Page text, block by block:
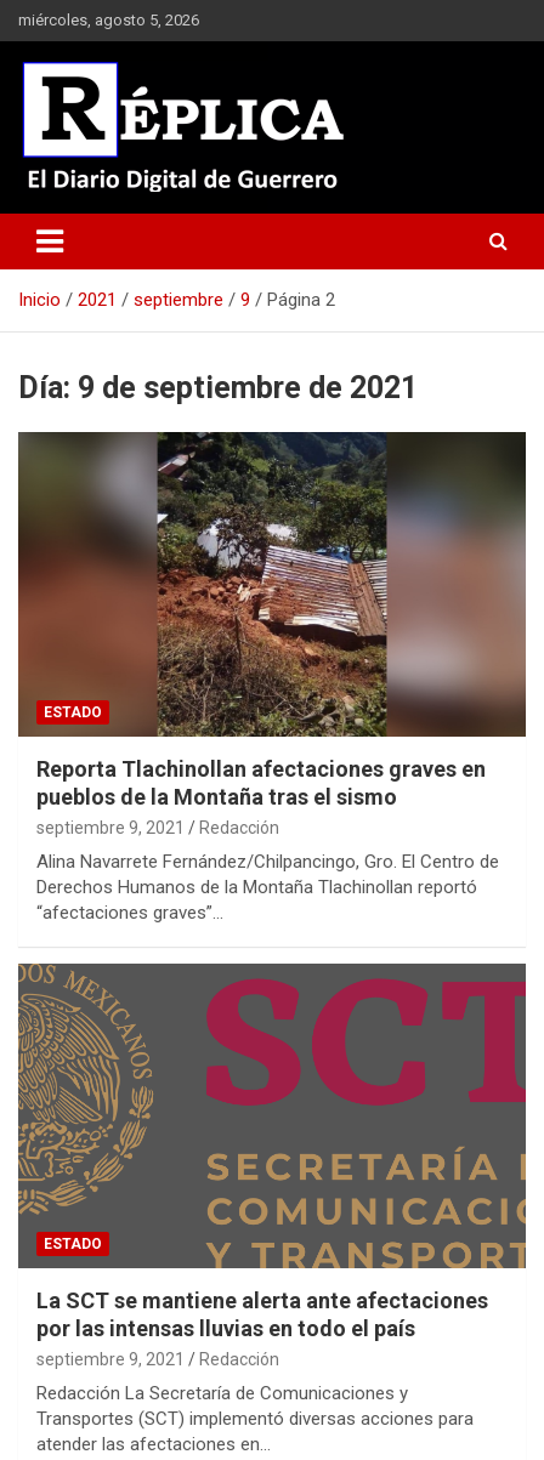
Saltar
al
contenido
miércoles, agosto 5, 2026
Réplica
Inicio 2021 septiembre 9 Página 2
Día: 9 de septiembre de 2021
ESTADO
Reporta Tlachinollan afectaciones graves en
pueblos de la Montaña tras el sismo
septiembre 9, 2021 Redacción
Alina Navarrete Fernández/Chilpancingo, Gro. El Centro de
Derechos Humanos de la Montaña Tlachinollan reportó
“afectaciones graves”…
ESTADO
La SCT se mantiene alerta ante afectaciones
por las intensas lluvias en todo el país
septiembre 9, 2021 Redacción
Redacción La Secretaría de Comunicaciones y
Transportes (SCT) implementó diversas acciones para
atender las afectaciones en…